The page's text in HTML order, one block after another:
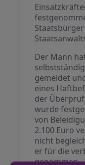
Der Mann
gemeldet
eines
der
wurde
von
2.100 Euro
nicht
er für die
genommen.